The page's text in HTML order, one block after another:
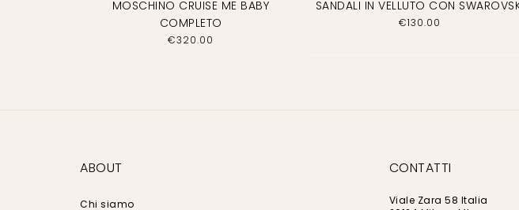
MOSCHINO CRUISE ME BABY
COMPLETO
€320.00
SANDALI IN VELLUTO CON
€130.00
ABOUT
Chi siamo
CONTATTI
Viale Zara 58 Italia